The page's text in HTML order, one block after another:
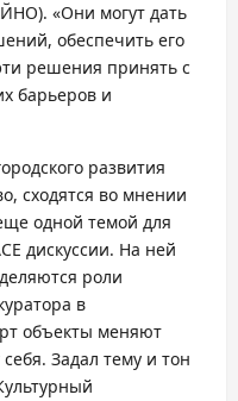
«Они могут дать
обеспечить его
решения принять с
барьеров и
развития
сходятся во мнении
одной темой для
дискуссии. На ней
роли
в
объекты меняют
Задал тему и тон